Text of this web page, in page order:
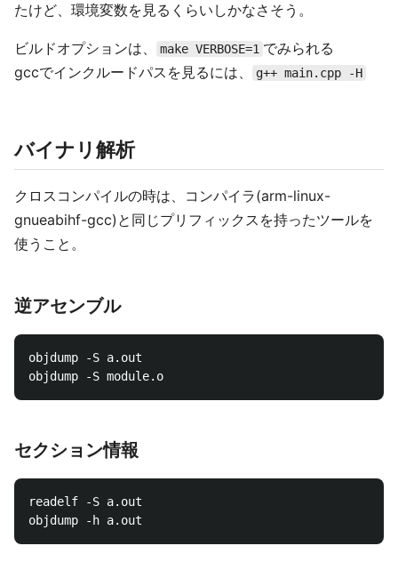
たけど、環境変数を見るくらいしかなさそう。
ビルドオプションは、 make VERBOSE=1 でみられる
gccでインクルードパスを見るには、
g++ main.cpp -H
バイナリ解析
クロスコンパイルの時は、コンパイラ(arm-linux-
gnueabihf-gcc)と同じプリフィックスを持ったツールを
使うこと。
逆アセンブル
objdump -S a.out
セクション情報
readelf -S a.out